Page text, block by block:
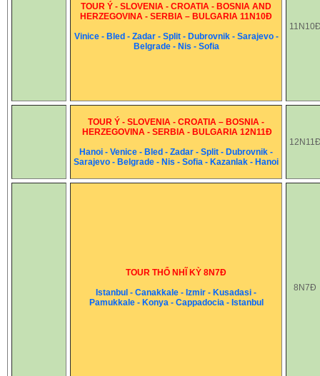
TOUR Ý - SLOVENIA - CROATIA - BOSNIA AND
HERZEGOVINA - SERBIA – BULGARIA 11N10Đ
Vinice - Bled - Zadar - Split - Dubrovnik - Sarajevo -
Belgrade - Nis - Sofia
TOUR Ý - SLOVENIA - CROATIA – BOSNIA -
HERZEGOVINA - SERBIA - BULGARIA 12N11Đ
Hanoi - Venice - Bled - Zadar - Split - Dubrovnik -
Sarajevo - Belgrade - Nis - Sofia - Kazanlak - Hanoi
TOUR THỔ NHĨ KỲ 8N7Đ
Istanbul - Canakkale - Izmir - Kusadasi -
Pamukkale - Konya - Cappadocia - Istanbul
8N7Đ